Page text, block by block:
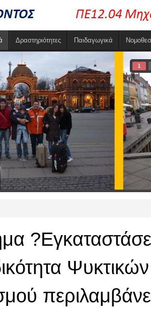
Δραστηριότητες Παιδαγωγικά
1